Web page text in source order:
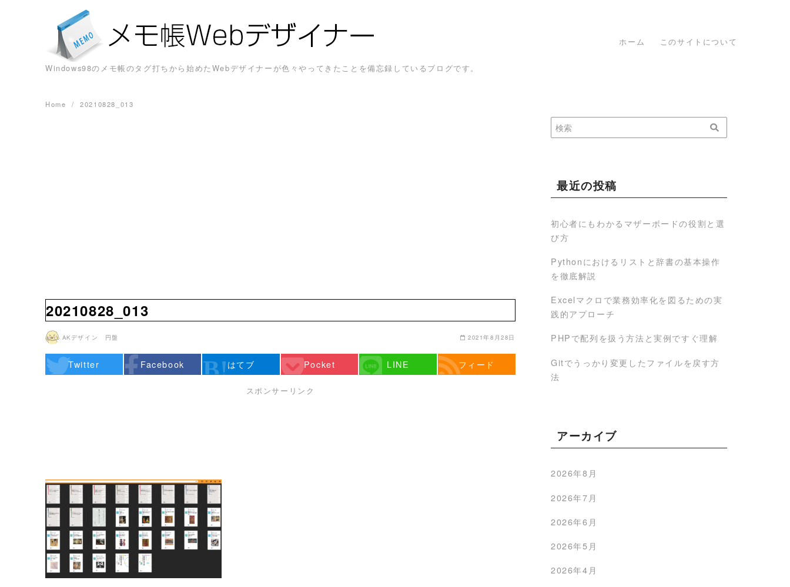
Windows98のメモ帳のタグ打ちから始めたWebデザイナーが色々やってきたことを備忘録しているブログです。
ホーム このサイトについて
Home 20210828_013
20210828_013
AKデザイン 円盤 2021年8月28日
Twitter Facebook はてブ Pocket LINE フィード
スポンサーリンク
最近の投稿
初心者にもわかるマザーボードの役割と選
び方
Pythonにおけるリストと辞書の基本操作
を徹底解説
Excelマクロで業務効率化を図るための実
践的アプローチ
PHPで配列を扱う方法と実例ですぐ理解
Gitでうっかり変更したファイルを戻す方
法
アーカイブ
2026年8月
2026年7月
2026年6月
2026年5月
2026年4月